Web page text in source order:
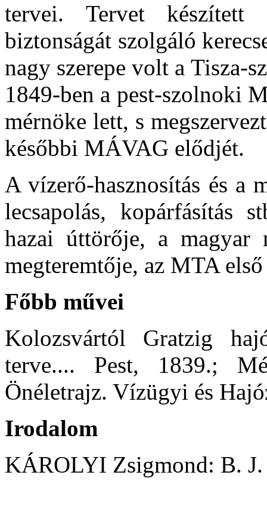
tervei. Tervet készített
biztonságát szolgáló
nagy szerepe volt a Tisza-
1849-ben a pest-szolnoki
mérnöke lett, s
későbbi MÁVAG elődjét.
A vízerő-hasznosítás és a
lecsapolás, kopárfásítás
hazai úttörője, a magyar
megteremtője, az MTA
Főbb művei
Kolozsvártól Gratzig
terve.... Pest, 1839.;
Önéletrajz. Vízügyi és
Irodalom
KÁROLYI Zsigmond: B.